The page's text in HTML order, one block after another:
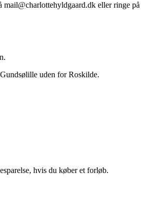
eller ringe på
uden for Roskilde.
hvis du køber et forløb.